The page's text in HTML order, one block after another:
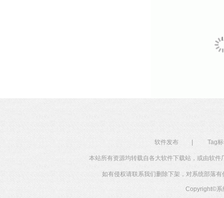
软件发布 Tag
本站所有资源均转载自各大软件下载站，或由软
如有侵权请联系我们删除下架，对系统部落
Copyright©系